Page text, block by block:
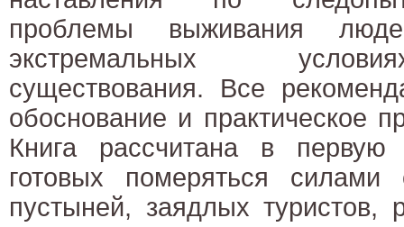
проблемы выживания
экстремальных
существования. Все
обоснование и практическое
Книга рассчитана в
готовых померяться
пустыней, заядлых туристов,